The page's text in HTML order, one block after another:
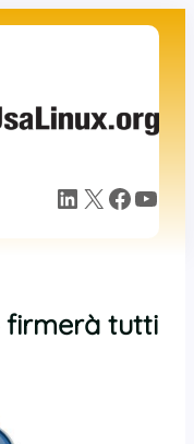
LinkedIn X Facebook YouTube
firmerà tutti